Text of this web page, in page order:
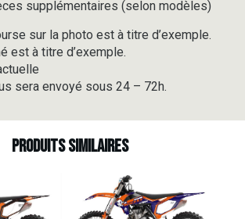
supplémentaires (selon modèles)
sur la photo est à titre d’exemple.
est à titre d’exemple.
sera envoyé sous 24 – 72h.
Produits similaires